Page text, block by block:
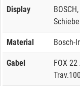
Display
Material Bosch-
Gabel
FOX